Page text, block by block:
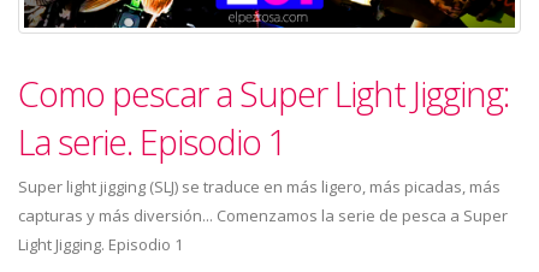
Como pescar a Super Light Jigging:
La serie. Episodio 1
Super light jigging (SLJ) se traduce en más ligero, más picadas, más
capturas y más diversión... Comenzamos la serie de pesca a Super
Light Jigging. Episodio 1